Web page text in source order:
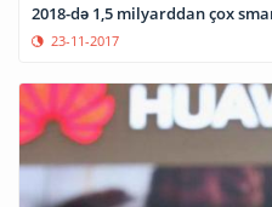
2018-də 1,5 milyarddan çox
23-11-2017